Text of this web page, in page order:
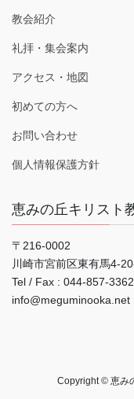
教会紹介
礼拝・集会案内
アクセス・地図
初めての方へ
お問い合わせ
個人情報保護方針
恵みの丘キリスト
〒216-0002
川崎市宮前区東有馬4-
Tel / Fax : 044‐857-3362
info@meguminooka.net
Copyright © 恵み